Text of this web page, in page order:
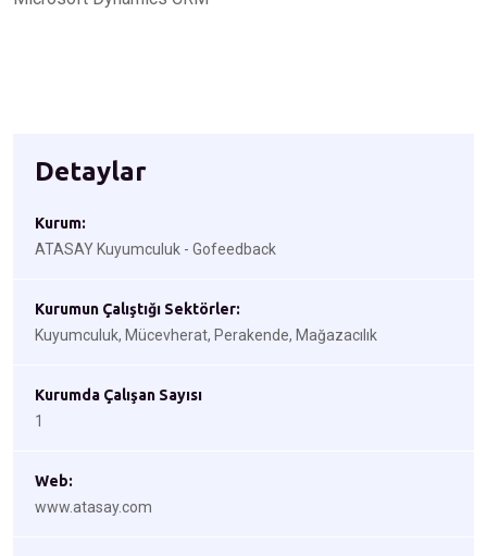
Detaylar
Kurum:
ATASAY Kuyumculuk - Gofeedback
Kurumun Çalıştığı Sektörler:
Kuyumculuk, Mücevherat, Perakende, Mağazacılık
Kurumda Çalışan Sayısı
1
Web:
www.atasay.com